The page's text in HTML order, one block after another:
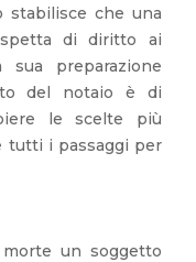
stabilisce che una
di diritto ai
preparazione
del notaio è di
le scelte più
tutti i passaggi per
un soggetto